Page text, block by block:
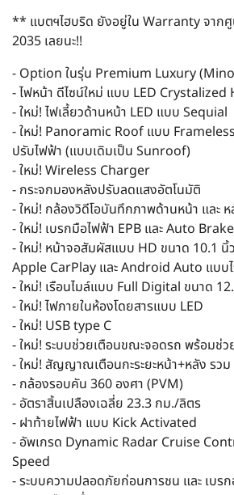
** แบตฯไฮบริด ยังอยู่ใน Warranty จาก
2035 เลยนะ!!
- Option ในรุ่น Premium Luxury
- ไฟหน้า ดีไซน์ใหม่ แบบ LED
- ใหม่! ไฟเลี้ยวด้านหน้า LED แบบ Sequial
- ใหม่! Panoramic Roof แบบ
ปรับไฟฟ้า (แบบเดิมเป็น Sunroof)
- ใหม่! Wireless Charger
- กระจกมองหลังปรับลดแสงอัตโนมัติ
- ใหม่! กล้องวิดีโอบันทึกภาพด้านหน้า และ ห
- ใหม่! เบรกมือไฟฟ้า EPB และ Auto
- ใหม่! หน้าจอสัมผัสแบบ HD ขนาด 10.1 นิ้
Apple CarPlay และ Android Auto แบบ
- ใหม่! เรือนไมล์แบบ Full Digital ขนาด
- ใหม่! ไฟภายในห้องโดยสารแบบ LED
- ใหม่! USB type C
- ใหม่! ระบบช่วยเตือนขณะจอดรถ พร้อมช่ว
- ใหม่! สัญญาณเตือนกะระยะหน้า+หลัง รว
- กล้องรอบคัน 360 องศา (PVM)
- อัตราสิ้นเปลืองเฉลี่ย 23.3 กม./ลิตร
- ฝาท้ายไฟฟ้า แบบ Kick Activated
- อัพเกรด Dynamic Radar Cruise
Speed
- ระบบความปลอดภัยก่อนการชน และ เบร